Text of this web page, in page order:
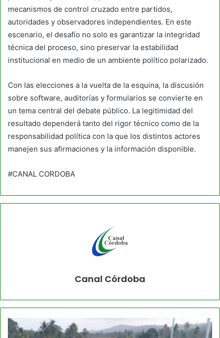
mecanismos de control cruzado entre partidos,
autoridades y observadores independientes. En este
escenario, el desafío no solo es garantizar la integridad
técnica del proceso, sino preservar la estabilidad
institucional en medio de un ambiente político polarizado.
Con las elecciones a la vuelta de la esquina, la discusión
sobre software, auditorías y formularios se convierte en
un tema central del debate público. La legitimidad del
resultado dependerá tanto del rigor técnico como de la
responsabilidad política con la que los distintos actores
manejen sus afirmaciones y la información disponible.
#CANAL CORDOBA
Canal Córdoba